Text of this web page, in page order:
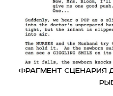
Фрагмент сценария